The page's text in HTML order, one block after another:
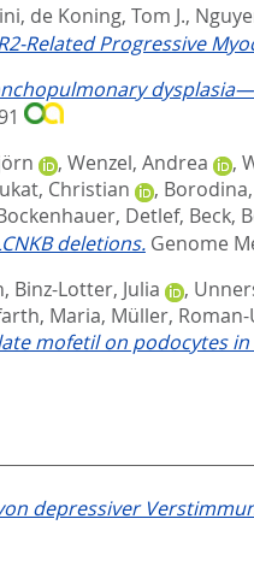
, de Koning, Tom J.,
Related Progressive
, Wenzel, Andrea ,
Christian ,
Detlef, Beck,
deletions. Genome
, Binz-Lotter, Julia ,
Maria, Müller,
mofetil on podocytes
depressiver